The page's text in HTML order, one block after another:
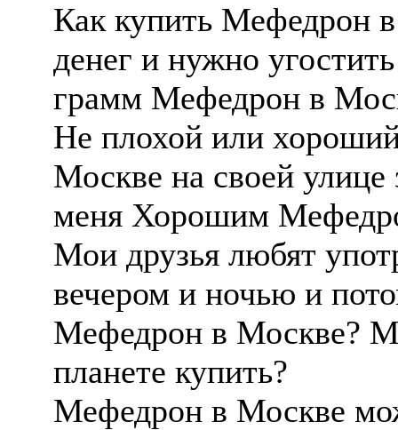
Как купить Мефедрон
денег и нужно
грамм Мефедрон в
Не плохой или
Москве на своей улице
меня Хорошим
Мои друзья любят
вечером и ночью и
Мефедрон в Москве?
планете купить?
Мефедрон в Москве